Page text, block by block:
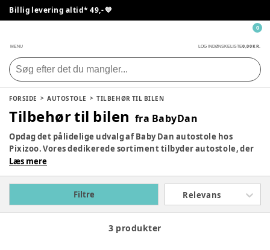
Billig levering altid* 49,- 💙
MENU LOG INDØNSKELISTE0,00 KR.
0
FORSIDE AUTOSTOLE TILBEHØR TIL BILEN
Tilbehør til bilen fra BabyDan
Opdag det pålidelige udvalg af Baby Dan autostole hos
Pixizoo. Vores dedikerede sortiment tilbyder autostole, der
prioriterer sikkerhed uden at gå på kompromis med
Baby Dan autostol, der opfylder dine behov og sikrer din
babys sikkerhed under køreturen.
Læs mere
Filtre Relevans
3 produkter